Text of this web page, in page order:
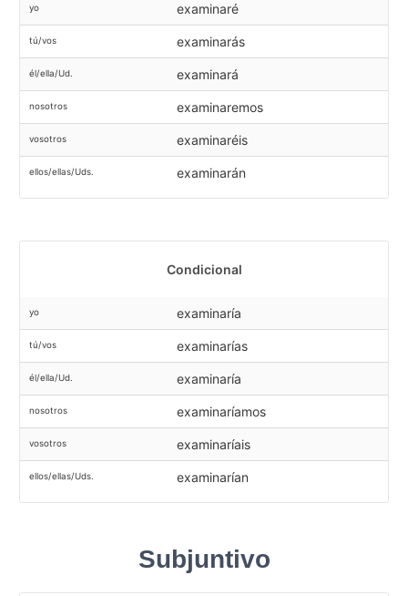
yo examinaré
tú/vos examinarás
él/ella/Ud. examinará
nosotros examinaremos
vosotros examinaréis
ellos/ellas/Uds. examinarán
Condicional
yo examinaría
tú/vos examinarías
él/ella/Ud. examinaría
nosotros examinaríamos
vosotros examinaríais
ellos/ellas/Uds. examinarían
Subjuntivo